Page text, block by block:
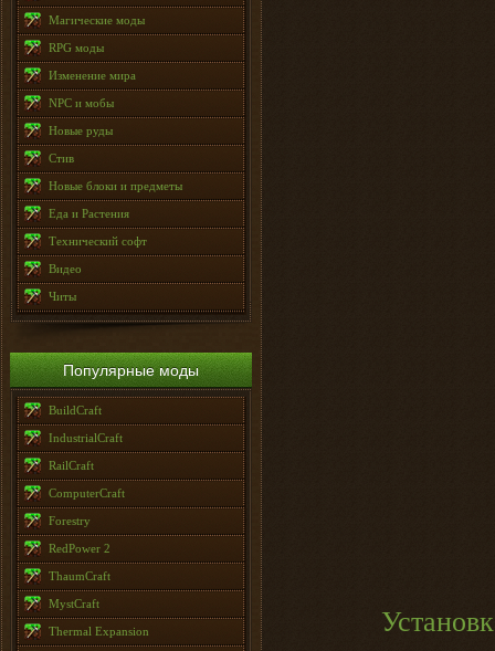
Магические моды
RPG моды
Изменение мира
NPC и мобы
Новые руды
Стив
Новые блоки и предметы
Еда и Растения
Технический софт
Видео
Читы
Популярные моды
BuildCraft
IndustrialCraft
RailCraft
ComputerCraft
Forestry
RedPower 2
ThaumCraft
MystCraft
Thermal Expansion